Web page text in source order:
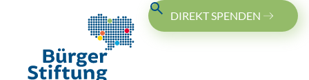
DIREKT SPENDEN